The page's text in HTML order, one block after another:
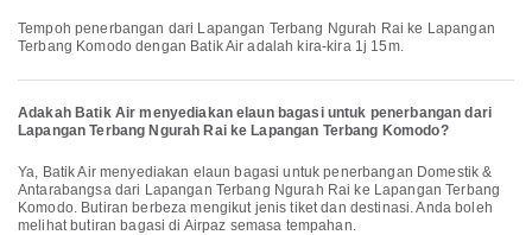
Tempoh penerbangan dari Lapangan Terbang Ngurah Rai ke Lapangan
Terbang Komodo dengan Batik Air adalah kira-kira 1j 15m.
Adakah Batik Air menyediakan elaun bagasi untuk penerbangan dari
Lapangan Terbang Ngurah Rai ke Lapangan Terbang Komodo?
Ya, Batik Air menyediakan elaun bagasi untuk penerbangan Domestik &
Antarabangsa dari Lapangan Terbang Ngurah Rai ke Lapangan Terbang
Komodo. Butiran berbeza mengikut jenis tiket dan destinasi. Anda boleh
melihat butiran bagasi di Airpaz semasa tempahan.